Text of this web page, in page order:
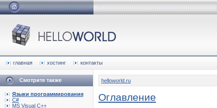
главная хостинг контакты
Смотрите также
Языки программирования
C#
MS Visual C++
helloworld.ru
Оглавление